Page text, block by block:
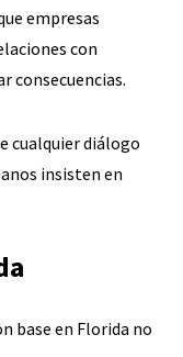
empresas
con
consecuencias.
cualquier diálogo
insisten en
base en Florida no